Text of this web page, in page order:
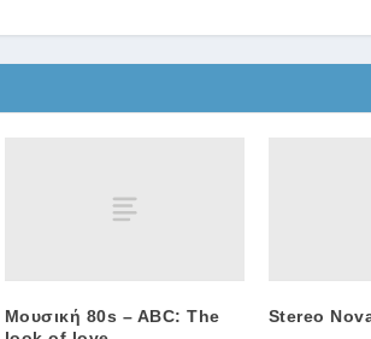
Μουσική 80s – ABC: The
Stereo